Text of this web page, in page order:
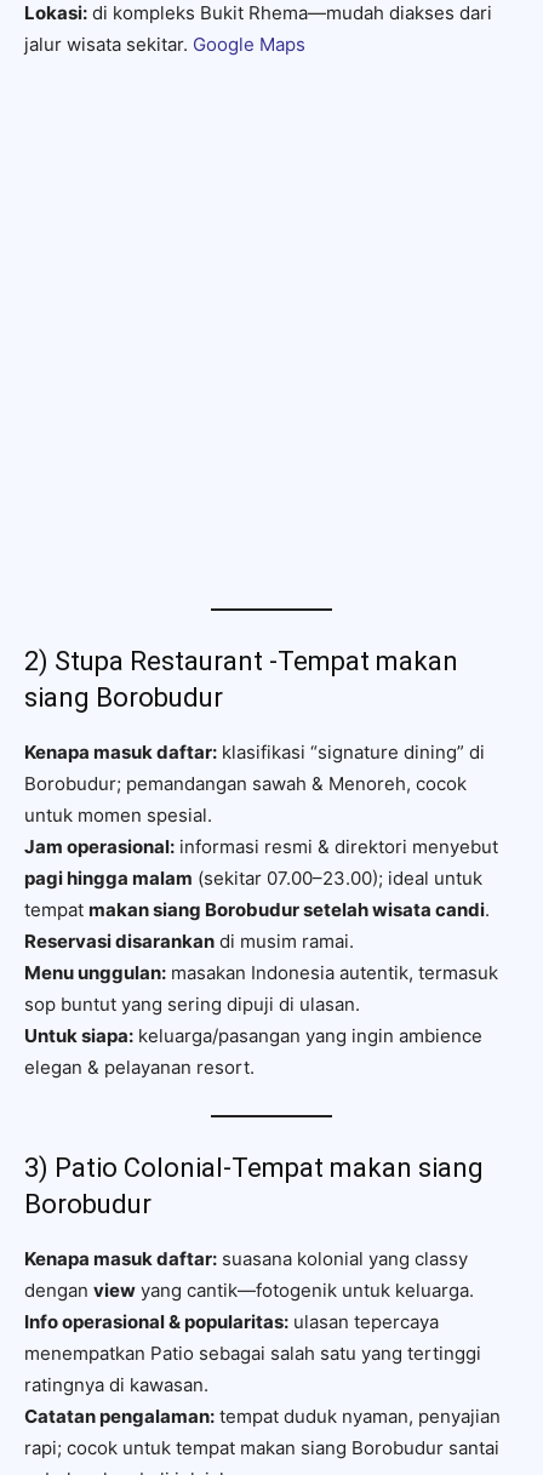
Lokasi: di kompleks Bukit Rhema—mudah diakses dari
jalur wisata sekitar. Google Maps
2) Stupa Restaurant -Tempat makan
siang Borobudur
Kenapa masuk daftar: klasifikasi “signature dining” di
Borobudur; pemandangan sawah & Menoreh, cocok
untuk momen spesial.
Jam operasional: informasi resmi & direktori menyebut
pagi hingga malam (sekitar 07.00–23.00); ideal untuk
tempat makan siang Borobudur setelah wisata candi.
Reservasi disarankan di musim ramai.
Menu unggulan: masakan Indonesia autentik, termasuk
sop buntut yang sering dipuji di ulasan.
Untuk siapa: keluarga/pasangan yang ingin ambience
elegan & pelayanan resort.
3) Patio Colonial-Tempat makan siang
Borobudur
Kenapa masuk daftar: suasana kolonial yang classy
dengan view yang cantik—fotogenik untuk keluarga.
Info operasional & popularitas: ulasan tepercaya
menempatkan Patio sebagai salah satu yang tertinggi
ratingnya di kawasan.
Catatan pengalaman: tempat duduk nyaman, penyajian
rapi; cocok untuk tempat makan siang Borobudur santai